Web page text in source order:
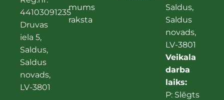
44103091235
Druvas
iela 5,
Saldus,
Saldus
novads,
LV-3801
mums
raksta
Saldus,
Saldus
novads,
LV-3801
Veikala
darba
laiks:
P: Slēgts